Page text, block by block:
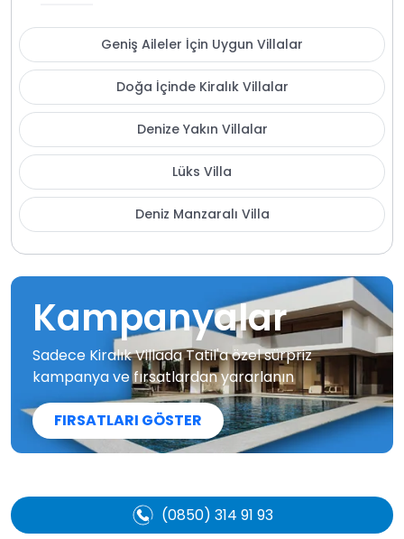
Geniş Aileler İçin Uygun Villalar
Doğa İçinde Kiralık Villalar
Denize Yakın Villalar
Lüks Villa
Deniz Manzaralı Villa
Kampanyalar
Sadece Kiralık Villada Tatil'a özel sürpriz
kampanya ve fırsatlardan yararlanın
FIRSATLARI GÖSTER
(0850) 314 91 93